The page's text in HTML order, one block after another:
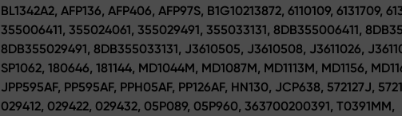
BL1342A2, AFP136, AFP406, AFP97S, B1G10213872, 6110109, 6131709,
355006411, 355024061, 355029491, 355033131, 8DB355006411,
8DB355029491, 8DB355033131, J3610505, J3610508, J3611026,
SP1062, 180646, 181144, MD1044M, MD1087M, MD1113M, MD1156,
JPP595AF, PP595AF, PPH05AF, PP126AF, HN130, JCP638, 572127J,
029412, 029422, 029432, 05P089, 05P960, 363700200391, T0391MM,